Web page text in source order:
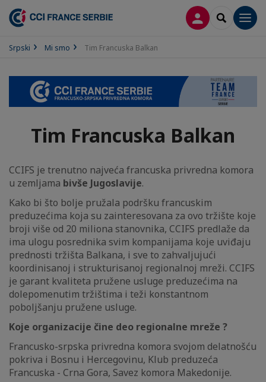
PRIJAVASEARCH
Srpski Mi smo Tim Francuska Balkan
Tim Francuska Balkan
CCIFS je trenutno najveća francuska privredna komora
u zemljama bivše Jugoslavije.
Kako bi što bolje pružala podršku francuskim
preduzećima koja su zainteresovana za ovo tržište koje
broji više od 20 miliona stanovnika, CCIFS predlaže da
ima ulogu posrednika svim kompanijama koje uviđaju
prednosti tržišta Balkana, i sve to zahvaljujući
koordinisanoj i strukturisanoj regionalnoj mreži. CCIFS
je garant kvaliteta pružene usluge preduzećima na
dolepomenutim tržištima i teži konstantnom
poboljšanju pružene usluge.
Koje organizacije čine deo regionalne mreže ?
Francusko-srpska privredna komora svojom delatnošću
pokriva i Bosnu i Hercegovinu, Klub preduzeća
Francuska - Crna Gora, Savez komora Makedonije.